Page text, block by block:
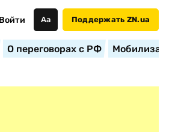
Войти Аа Поддержать ZN.ua
О переговорах с РФ